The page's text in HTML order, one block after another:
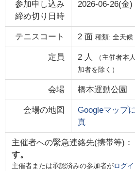
参加申し込み
締め切り日時
2026-06-26(金)
テニスコート 2面 種類: 全天候
定員 2 人
（主催者本
加者を除く）
会場 橋本運動公園
会場の地図
Googleマップ
真
主催者への緊急連絡先(携帯等)：
す。
主催者または承認済みの参加者がログイ